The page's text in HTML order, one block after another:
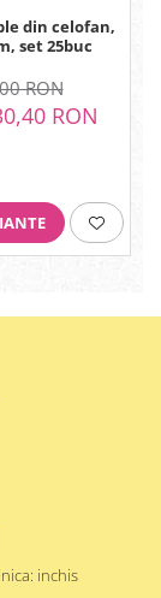
din celofan,
set 25buc
RON
RON
inchis